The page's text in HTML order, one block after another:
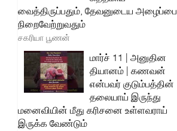
வைத்திருப்பதும், தேவனுடைய அழைப்பை
நிறைவேற்றுவதும்
சகரியா பூணன்
மார்ச் 11 | அனுதின
தியானம் | கணவன்
என்பவர் குடும்பத்தின்
தலையாய் இருந்து
மனைவியின் மீது கரிசனை உள்ளவராய்
இருக்க வேண்டும்